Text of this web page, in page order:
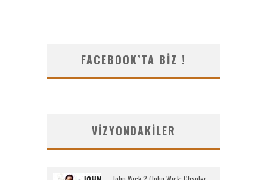
FACEBOOK’TA BIZ !
VIZYONDAKILER